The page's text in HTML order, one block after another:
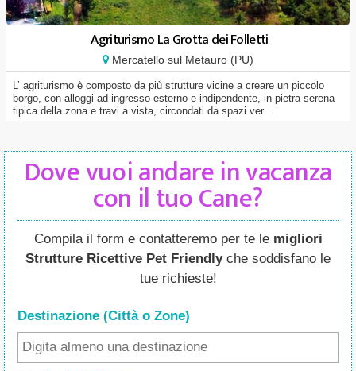
Agriturismo La Grotta dei Folletti
Mercatello sul Metauro (PU)
L’ agriturismo è composto da più strutture vicine a creare un piccolo
borgo, con alloggi ad ingresso esterno e indipendente, in pietra serena
tipica della zona e travi a vista, circondati da spazi ver...
Dove vuoi andare in vacanza
con il tuo Cane?
Compila il form e contatteremo per te le migliori
Strutture Ricettive Pet Friendlyche soddisfano le
tue richieste!
Destinazione (Città o Zone)